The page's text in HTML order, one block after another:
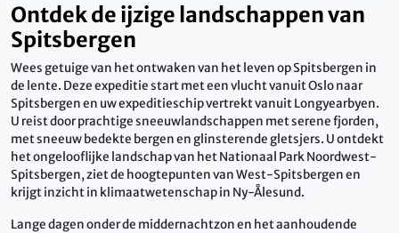
Ontdek de ijzige landschappen van
Spitsbergen
Wees getuige van het ontwaken van het leven op Spitsbergen in
de lente. Deze expeditie start met een vlucht vanuit Oslo naar
Spitsbergen en uw expeditieschip vertrekt vanuit Longyearbyen.
U reist door prachtige sneeuwlandschappen met serene fjorden,
met sneeuw bedekte bergen en glinsterende gletsjers. U ontdekt
het ongelooflijke landschap van het Nationaal Park Noordwest-
Spitsbergen, ziet de hoogtepunten van West-Spitsbergen en
krijgt inzicht in klimaatwetenschap in Ny-Ålesund.
Lange dagen onder de middernachtzon en het aanhoudende